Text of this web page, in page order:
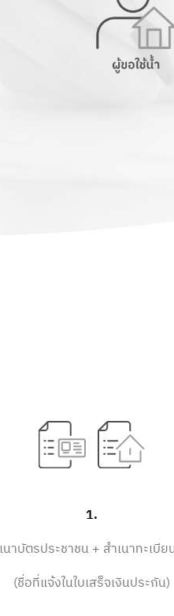
1.
นาบัตรประชาชน + สำเนาทะเบี
(ชื่อที่แจ้งในใบเสร็จเงินประกัน)